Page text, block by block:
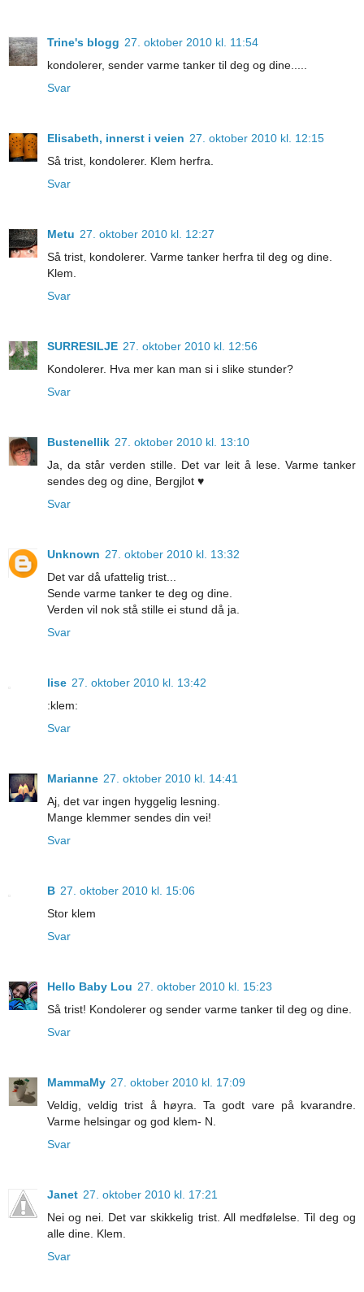
Trine's blogg 27. oktober 2010 kl. 11:54
kondolerer, sender varme tanker til deg og dine.....
Svar
Elisabeth, innerst i veien 27. oktober 2010 kl. 12:15
Så trist, kondolerer. Klem herfra.
Svar
Metu 27. oktober 2010 kl. 12:27
Så trist, kondolerer. Varme tanker herfra til deg og dine.
Klem.
Svar
SURRESILJE 27. oktober 2010 kl. 12:56
Kondolerer. Hva mer kan man si i slike stunder?
Svar
Bustenellik 27. oktober 2010 kl. 13:10
Ja, da står verden stille. Det var leit å lese. Varme tanker
sendes deg og dine, Bergjlot ♥
Svar
Unknown 27. oktober 2010 kl. 13:32
Det var då ufattelig trist...
Sende varme tanker te deg og dine.
Verden vil nok stå stille ei stund då ja.
Svar
lise 27. oktober 2010 kl. 13:42
:klem:
Svar
Marianne 27. oktober 2010 kl. 14:41
Aj, det var ingen hyggelig lesning.
Mange klemmer sendes din vei!
Svar
B 27. oktober 2010 kl. 15:06
Stor klem
Svar
Hello Baby Lou 27. oktober 2010 kl. 15:23
Så trist! Kondolerer og sender varme tanker til deg og dine.
Svar
MammaMy 27. oktober 2010 kl. 17:09
Veldig, veldig trist å høyra. Ta godt vare på kvarandre.
Varme helsingar og god klem- N.
Svar
Janet 27. oktober 2010 kl. 17:21
Nei og nei. Det var skikkelig trist. All medfølelse. Til deg og
alle dine. Klem.
Svar